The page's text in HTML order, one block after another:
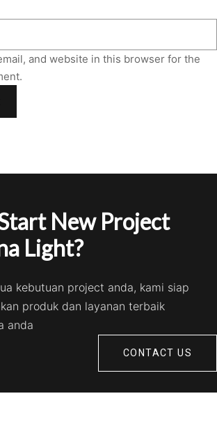
and website in this browser for the
New Project
Light?
kebutuan project anda, kami siap
produk dan layanan terbaik
anda
CONTACT US